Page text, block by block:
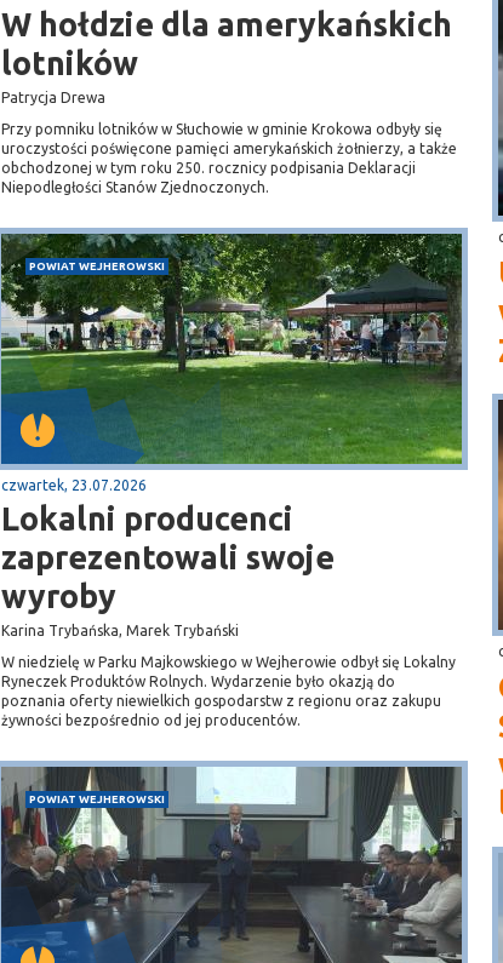
W hołdzie dla amerykańskich
lotników
Patrycja Drewa
Przy pomniku lotników w Słuchowie w gminie Krokowa odbyły się
uroczystości poświęcone pamięci amerykańskich żołnierzy, a także
obchodzonej w tym roku 250. rocznicy podpisania Deklaracji
Niepodległości Stanów Zjednoczonych.
POWIAT WEJHEROWSKI
czwartek, 23.07.2026
Lokalni producenci
zaprezentowali swoje
wyroby
Karina Trybańska, Marek Trybański
W niedzielę w Parku Majkowskiego w Wejherowie odbył się Lokalny
Ryneczek Produktów Rolnych. Wydarzenie było okazją do
poznania oferty niewielkich gospodarstw z regionu oraz zakupu
żywności bezpośrednio od jej producentów.
POWIAT WEJHEROWSKI